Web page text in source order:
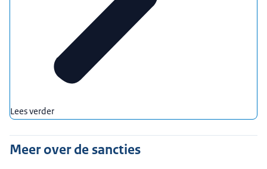
Lees verder
Meer over de sancties